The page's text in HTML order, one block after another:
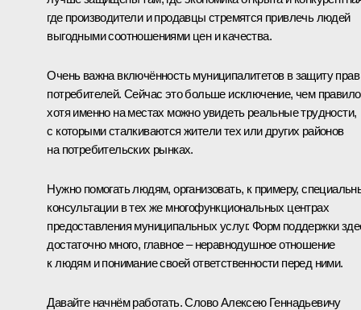
где производители и продавцы стремятся привлечь людей
выгодными соотношениями цен и качества.
Очень важна включённость муниципалитетов в защиту прав
потребителей. Сейчас это больше исключение, чем
хотя именно на местах можно увидеть реальные трудности,
с которыми сталкиваются жители тех или других районов
на потребительских рынках.
Нужно помогать людям, организовать, к примеру,
консультации в тех же многофункциональных центрах
предоставления муниципальных услуг. Форм поддержки
достаточно много, главное – неравнодушное отношение
к людям и понимание своей ответственности перед ними.
Давайте начнём работать. Слово Алексею Геннадьевичу